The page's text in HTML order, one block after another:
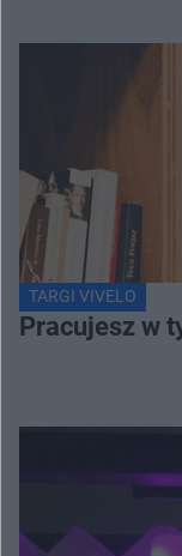
TARGI VIVELO
Pracujesz w